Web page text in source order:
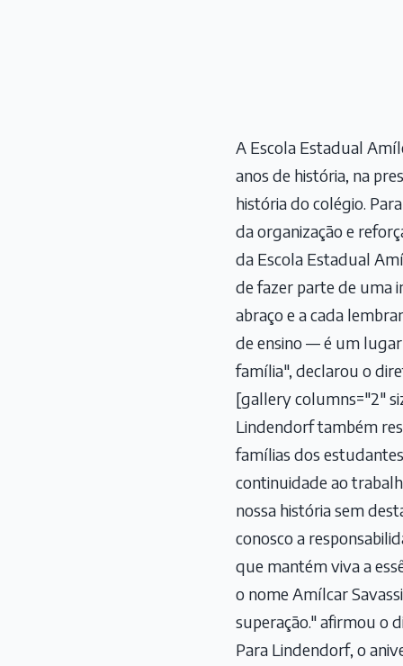
A Escola Estadual
anos de história, na
história do colégio.
da organização e
da Escola Estadual
de fazer parte de uma
abraço e a cada
de ensino — é um
família", declarou o
[gallery columns="2"
Lindendorf também
famílias dos
continuidade ao
nossa história sem
conosco a
que mantém viva a
o nome Amílcar
superação." afirmou o
Para Lindendorf, o